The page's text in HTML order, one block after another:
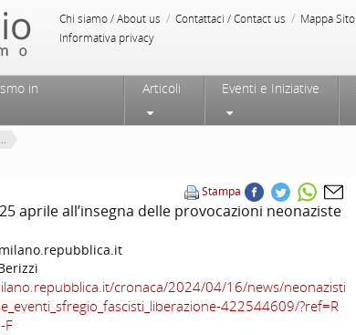
Chi siamo / About us / Contattaci / Contact us / Mappa Sito
Informativa privacy
in
Articoli Eventi e Iniziative
Stampa
aprile all’insegna delle provocazioni neonaziste
cronaca/2024/04/16/news/neonazisti
422544609/?ref=R
F